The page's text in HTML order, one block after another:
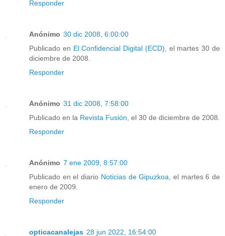
Responder
Anónimo 30 dic 2008, 6:00:00
Publicado en El Confidencial Digital (ECD) , el martes 30 de
diciembre de 2008.
Responder
Anónimo 31 dic 2008, 7:58:00
Publicado en la Revista Fusión , el 30 de diciembre de 2008.
Responder
Anónimo 7 ene 2009, 8:57:00
Publicado en el diario Noticias de Gipuzkoa , el martes 6 de
enero de 2009.
Responder
opticacanalejas 28 jun 2022, 16:54:00